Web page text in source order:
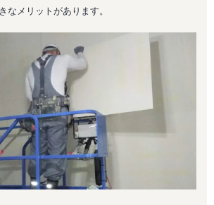
なメリットがあります。